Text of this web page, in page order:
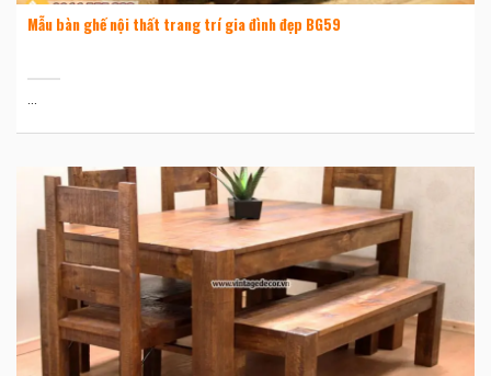
Mẫu bàn ghế nội thất trang trí gia đình đẹp BG59